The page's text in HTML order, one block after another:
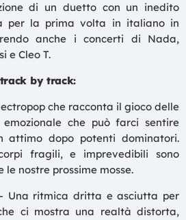
di un duetto con un inedito
per la prima volta in italiano in
anche i concerti di Nada,
e Cleo T.
track by track:
che racconta il gioco delle
che può farci sentire
attimo dopo potenti dominatori.
fragili, e imprevedibili sono
le nostre prossime mosse.
Una ritmica dritta e asciutta per
ci mostra una realtà distorta,